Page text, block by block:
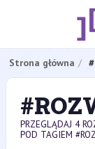
Strona główna
PRZEGLĄDAJ 4
POD TAGIEM